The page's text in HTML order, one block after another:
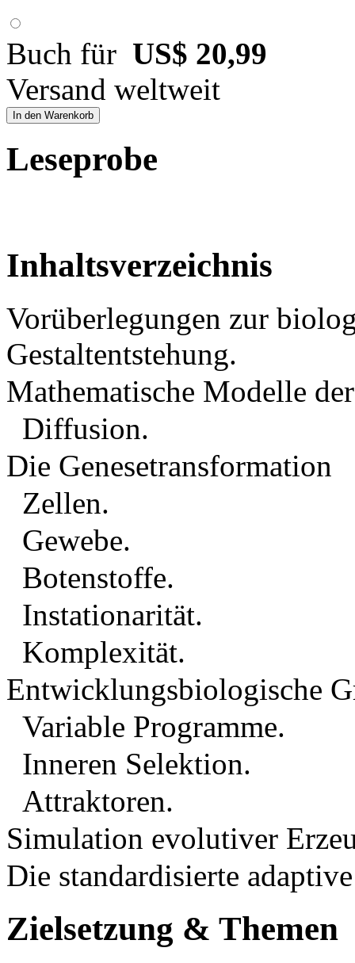
Buch für US$ 20,99
Versand weltweit
In den Warenkorb
Leseprobe
Inhaltsverzeichnis
Vorüberlegungen zur
Gestaltentstehung.
Mathematische Modelle
Diffusion.
Die Genesetransformation
Zellen.
Gewebe.
Botenstoffe.
Instationarität.
Komplexität.
Entwicklungsbiologische
Variable Programme.
Inneren Selektion.
Attraktoren.
Simulation evolutiver
Die standardisierte
Zielsetzung & Themen